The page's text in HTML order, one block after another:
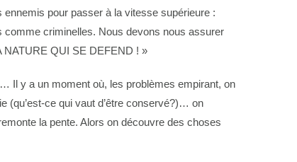
pour passer à la vitesse supérieure :
comme criminelles. Nous devons nous assurer
NATURE QUI SE DEFEND ! »
Il y a un moment où, les problèmes empirant, on
(qu’est-ce qui vaut d’être conservé?)… on
la pente. Alors on découvre des choses